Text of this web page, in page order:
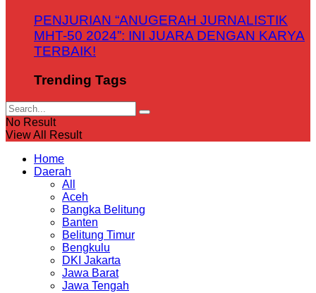
PENJURIAN “ANUGERAH JURNALISTIK
MHT-50 2024”: INI JUARA DENGAN KARYA
TERBAIK!
Trending Tags
No Result
View All Result
Home
Daerah
All
Aceh
Bangka Belitung
Banten
Belitung Timur
Bengkulu
DKI Jakarta
Jawa Barat
Jawa Tengah